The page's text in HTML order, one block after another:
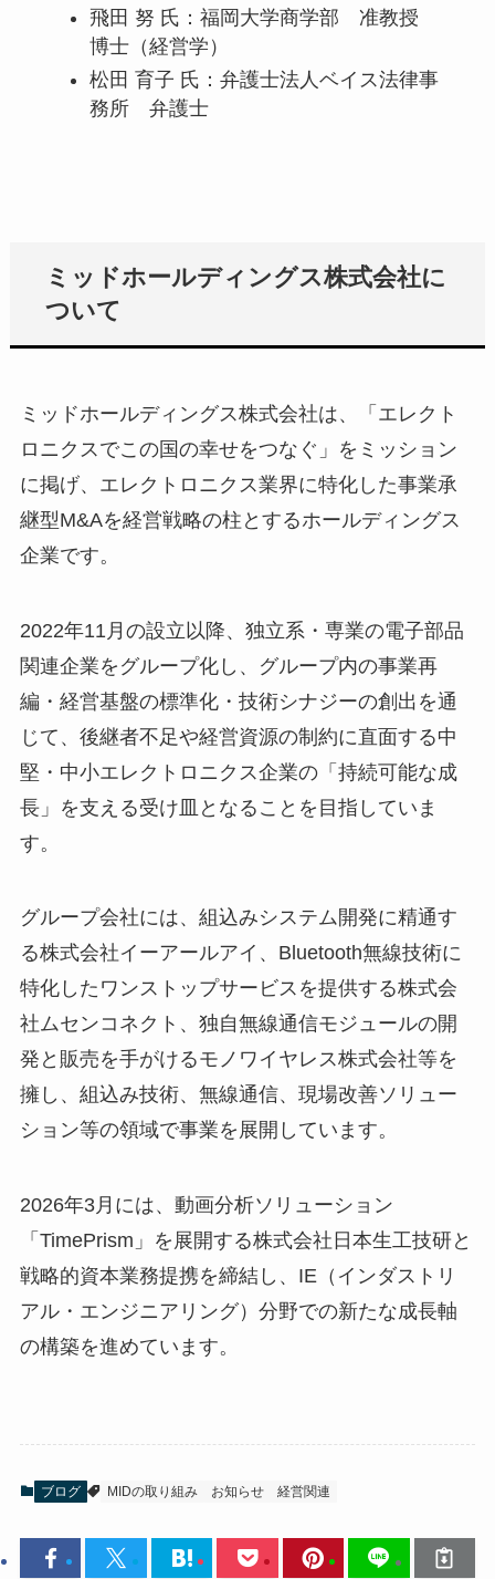
飛田 努 氏：福岡大学商学部 准教授
博士（経営学）
松田 育子 氏：弁護士法人ベイス法律事
務所 弁護士
ミッドホールディングス株式会社に
ついて
ミッドホールディングス株式会社は、「エレクト
ロニクスでこの国の幸せをつなぐ」をミッション
に掲げ、エレクトロニクス業界に特化した事業承
継型M&Aを経営戦略の柱とするホールディングス
企業です。
2022年11月の設立以降、独立系・専業の電子部品
関連企業をグループ化し、グループ内の事業再
編・経営基盤の標準化・技術シナジーの創出を通
じて、後継者不足や経営資源の制約に直面する中
堅・中小エレクトロニクス企業の「持続可能な成
長」を支える受け皿となることを目指していま
す。
グループ会社には、組込みシステム開発に精通す
る株式会社イーアールアイ、Bluetooth無線技術に
特化したワンストップサービスを提供する株式会
社ムセンコネクト、独自無線通信モジュールの開
発と販売を手がけるモノワイヤレス株式会社等を
擁し、組込み技術、無線通信、現場改善ソリュー
ション等の領域で事業を展開しています。
2026年3月には、動画分析ソリューション
「TimePrism」を展開する株式会社日本生工技研と
戦略的資本業務提携を締結し、IE（インダストリ
アル・エンジニアリング）分野での新たな成長軸
の構築を進めています。
ブログ MIDの取り組み お知らせ 経営関連